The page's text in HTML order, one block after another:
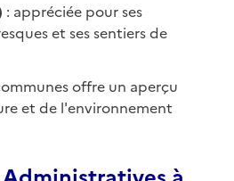
: appréciée pour ses
et ses sentiers de
offre un aperçu
et de l'environnement